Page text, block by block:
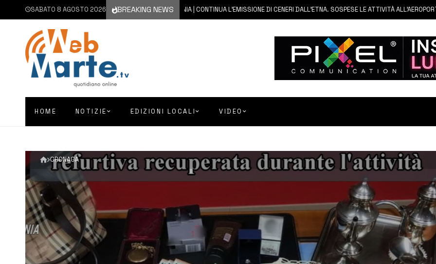
SABATO 8 AGOSTO 2026 BREAKING NEWS
8 AGOSTO 2026 CATANIA | CONTINUA L’EMISSIONE DI CENERI DALL’ETNA. SOSPESE LE ATTIVITÀ ALL’AEROPORTO DI
HOME NOTIZIE EDIZIONI LOCALI VIDEO
CRONACA